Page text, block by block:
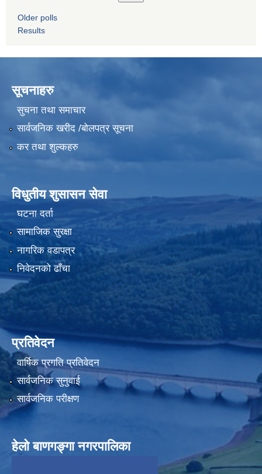
Older polls
Results
सूचनाहरु
सुचना तथा समाचार
सार्वजनिक खरीद /बोलपत्र सूचना
कर तथा शुल्कहरु
विधुतीय शुसासन सेवा
घटना दर्ता
सामाजिक सुरक्षा
नागरिक वडापत्र
निवेदनको ढाँचा
प्रतिवेदन
वार्षिक प्रगति प्रतिवेदन
सार्वजनिक सुनुवाई
सार्वजनिक परीक्षण
हेलाे बाणगङ्गा नगरपालिका